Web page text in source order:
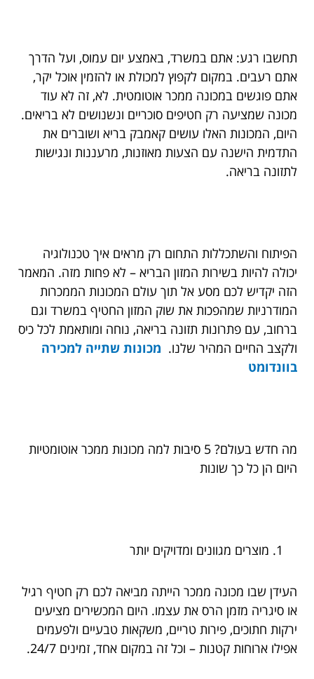
תחשבו רגע: אתם במשרד, באמצע יום עמוס, ועל הדרך
אתם רעבים. במקום לקפוץ למכולת או להזמין אוכל יקר,
אתם פוגשים במכונה ממכר אוטומטית. לא, זה לא עוד
מכונה שמציעה רק חטיפים סוכריים ונשנושים לא בריאים.
היום, המכונות האלו עושים קאמבק בריא ושוברים את
התדמית הישנה עם הצעות מאוזנות, מרעננות ונגישות
לתזונה בריאה.
הפיתוח והשתכללות התחום רק מראים איך טכנולוגיה
יכולה להיות בשירות המזון הבריא – לא פחות מזה. המאמר
הזה יקדיש לכם מסע אל תוך עולם המכונות הממכרות
המודרניות שמהפכות את שוק המזון החטיף במשרד וגם
ברחוב, עם פתרונות תזונה בריאה, נוחה ומותאמת לכל כיס
ולקצב החיים המהיר שלנו. מכונות שתייה למכירה
בוונדומט
מה חדש בעולם? 5 סיבות למה מכונות ממכר אוטומטיות
היום הן כל כך שונות
מוצרים מגוונים ומדויקים יותר
העידן שבו מכונה ממכר הייתה מביאה לכם רק חטיף רגיל
או סיגריה מזמן הרס את עצמו. היום המכשירים מציעים
ירקות חתוכים, פירות טריים, משקאות טבעיים ולפעמים
אפילו ארוחות קטנות – וכל זה במקום אחד, זמינים 24/7.